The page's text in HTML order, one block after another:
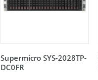
Supermicro SYS-2028TP-
DC0FR